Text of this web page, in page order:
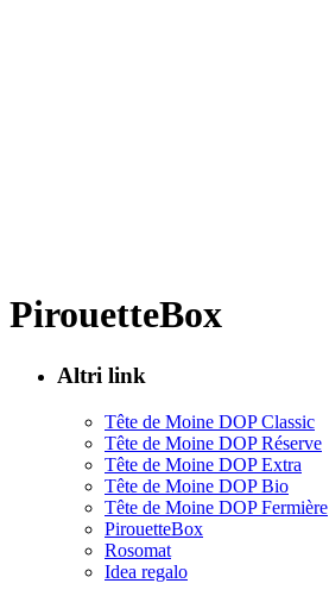
PirouetteBox
Altri link
Tête de Moine DOP Classic
Tête de Moine DOP Réserve
Tête de Moine DOP Extra
Tête de Moine DOP Bio
Tête de Moine DOP Fermière
PirouetteBox
Rosomat
Idea regalo